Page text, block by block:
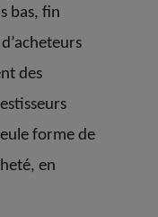
bas, fin
des
forme de
en